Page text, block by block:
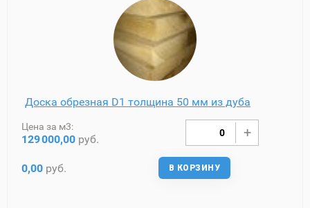
Доска обрезная D1 толщина 50 мм из дуба
Цена за м3:
129000,00 руб.
0,00 руб. В КОРЗИНУ